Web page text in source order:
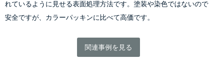
れているように見せる表面処理方法です。塗装や染色ではないので
安全ですが、カラーパッキンに比べて高価です。
関連事例を見る